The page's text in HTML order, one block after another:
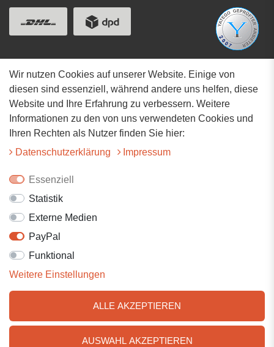
Adresse
Hauptstrasse 34
73117 Wangen
07161-9566068
© 2025 Tiervitalshop | Webentwicklung & Webdesign
Wir nutzen Cookies auf unserer Website. Einige von
diesen sind essenziell, während andere uns helfen, diese
Website und Ihre Erfahrung zu verbessern. Weitere
Informationen zu den von uns verwendeten Cookies und
Ihren Rechten als Nutzer finden Sie hier:
Daten­schutz­erklärung
Impressum
Essenziell
Statistik
Externe Medien
PayPal
Funktional
Weitere Einstellungen
ALLE AKZEPTIEREN
AUSWAHL AKZEPTIEREN